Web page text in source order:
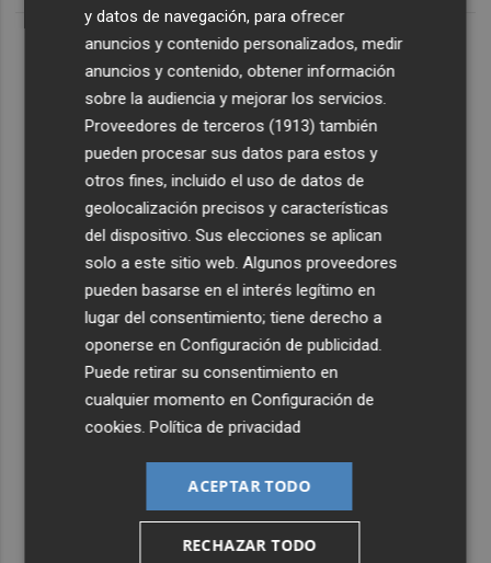
y datos de navegación, para ofrecer
anuncios y contenido personalizados, medir
anuncios y contenido, obtener información
sobre la audiencia y mejorar los servicios.
Proveedores de terceros (1913) también
pueden procesar sus datos para estos y
otros fines, incluido el uso de datos de
geolocalización precisos y características
del dispositivo. Sus elecciones se aplican
solo a este sitio web. Algunos proveedores
pueden basarse en el interés legítimo en
lugar del consentimiento; tiene derecho a
oponerse enConfiguración de publicidad.
Puede retirar su consentimiento en
cualquier momento enConfiguración de
cookies.Política de privacidad
ACEPTAR TODO
RECHAZAR TODO